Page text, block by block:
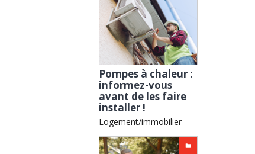
Pompes à chaleur :
informez-vous
avant de les faire
installer !
Logement/immobilier